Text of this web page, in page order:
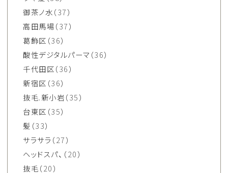
御茶ノ水（37）
高田馬場（37）
葛飾区 （36）
酸性デジタルパーマ （36）
千代田区（36）
新宿区 （36）
抜毛.新小岩（35）
台東区 （35）
髪 （33）
サラサラ （27）
ヘッドスパ、 （20）
抜毛（20）